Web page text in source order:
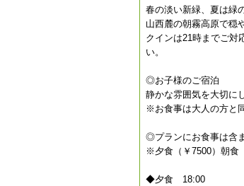
春の淡い新緑、夏は緑
山西麓の朝霧高原で穏
クインは21時までご対
い。
◎お子様のご宿泊
静かな雰囲気を大切に
※お食事は大人の方と
◎プランにお食事は含
※夕食（￥7500）朝食
◆夕食 18:00